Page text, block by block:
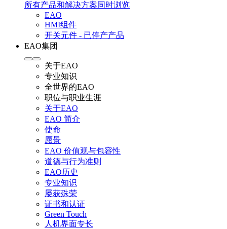
所有产品和解决方案同时浏览
EAO
HMI组件
开关元件 - 已停产产品
EAO集团
关于EAO
专业知识
全世界的EAO
职位与职业生涯
关于EAO
EAO 简介
使命
愿景
EAO 价值观与包容性
道德与行为准则
EAO历史
专业知识
屡获殊荣
证书和认证
Green Touch
人机界面专长